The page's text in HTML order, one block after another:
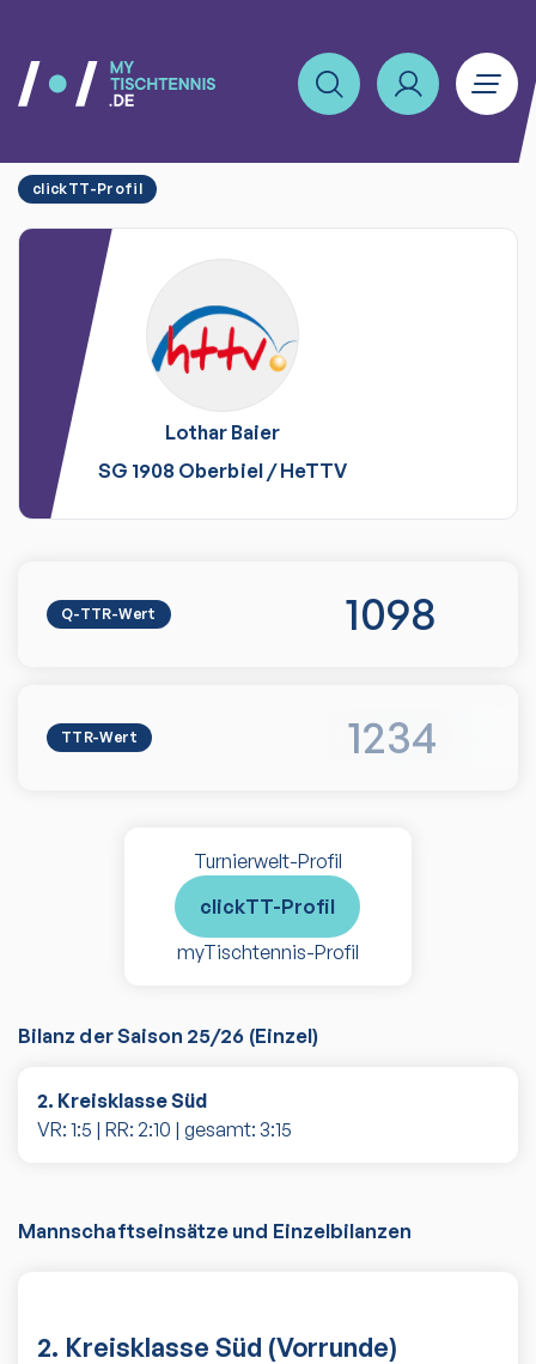
clickTT-Profil
Lothar Baier
SG 1908 Oberbiel/HeTTV
Q-TTR-Wert 1098
TTR-Wert 1234
Turnierwelt-Profil
clickTT-Profil
myTischtennis-Profil
Bilanz der Saison 25/26 (Einzel)
2. Kreisklasse Süd
VR: 1:5 | RR: 2:10 | gesamt: 3:15
Mannschaftseinsätze und Einzelbilanzen
2. Kreisklasse Süd (Vorrunde)